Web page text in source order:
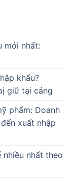
mới nhất:
khẩu?
giữ tại cảng
phẩm: Doanh
xuất nhập
nhất theo